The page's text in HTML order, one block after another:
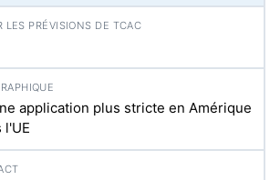
application plus stricte en Amérique
l'UE